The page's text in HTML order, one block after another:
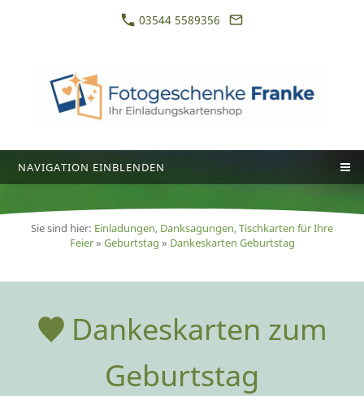
03544 5589356
NAVIGATION EINBLENDEN
Sie sind hier: Einladungen, Danksagungen, Tischkarten für Ihre
Feier» Geburtstag » Dankeskarten Geburtstag
Dankeskarten zum
Geburtstag